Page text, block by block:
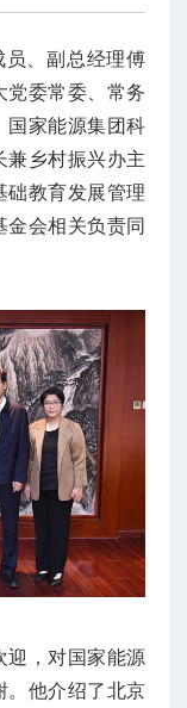
、副总经理傅
党委常委、常务
国家能源集团科
兼乡村振兴办主
础教育发展管理
会相关负责同
迎，对国家能源
。他介绍了北京